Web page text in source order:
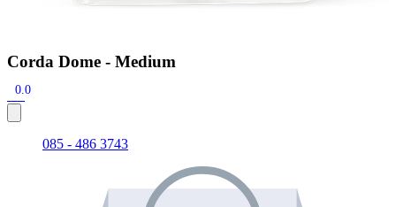
Corda Dome - Medium
0.0
085 - 486 3743